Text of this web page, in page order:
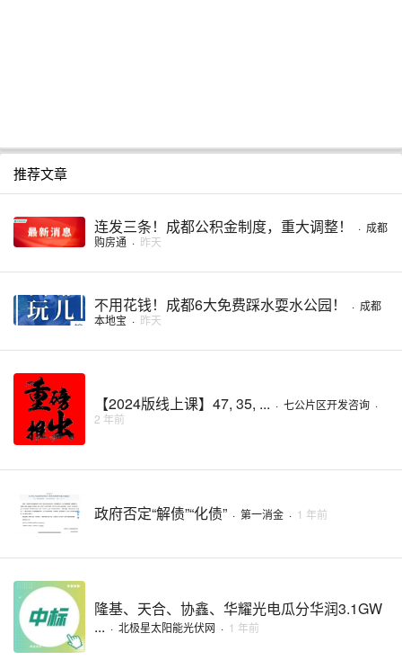
推荐文章
连发三条！成都公积金制度，重大调整！ · 成都
购房通 · 昨天
不用花钱！成都6大免费踩水耍水公园！ · 成都
本地宝 · 昨天
【2024版线上课】47, 35, ... · 七公片区开发咨询 ·
2 年前
政府否定“解债”“化债” · 第一消金 · 1 年前
隆基、天合、协鑫、华耀光电瓜分华润3.1GW
... · 北极星太阳能光伏网 · 1 年前